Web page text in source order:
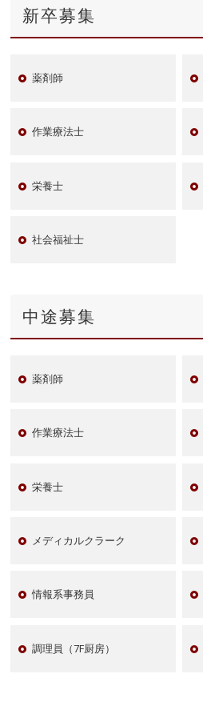
新卒募集
薬剤師
作業療法士
栄養士
社会福祉士
中途募集
薬剤師
作業療法士
栄養士
メディカルクラーク
情報系事務員
調理員（7F厨房）